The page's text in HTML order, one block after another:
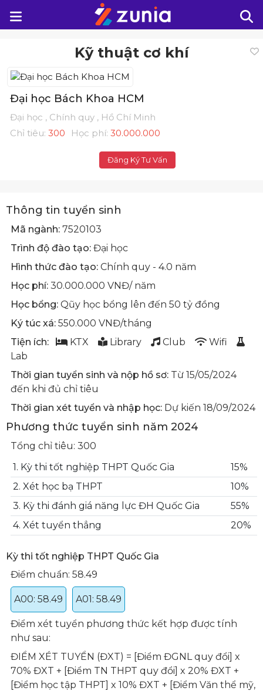
Kỹ thuật cơ khí
Đại học Bách Khoa HCM
Đại học , Chính quy , Hồ Chí Minh
Chỉ tiêu: 300 Học phí: 30.000.000
Đăng Ký Tư Vấn
Thông tin tuyển sinh
Mã ngành: 7520103
Trình độ đào tạo: Đại học
Hình thức đào tạo: Chính quy - 4.0 năm
Học phí: 30.000.000 VNĐ/ năm
Học bổng: Qũy học bổng lên đến 50 tỷ đồng
Ký túc xá: 550.000 VNĐ/tháng
Tiện ích:
KTX Library Club
Wifi
Lab
Thời gian tuyển sinh và nộp hồ sơ: Từ 15/05/2024
đến khi đủ chỉ tiêu
Thời gian xét tuyển và nhập học: Dự kiến 18/09/2024
Phương thức tuyển sinh năm 2024
Tổng chỉ tiêu: 300
1. Kỳ thi tốt nghiệp THPT Quốc Gia
15%
2. Xét học bạ THPT
10%
3. Kỳ thi đánh giá năng lực ĐH Quốc Gia
55%
4. Xét tuyển thẳng
20%
Kỳ thi tốt nghiệp THPT Quốc Gia
Điểm chuẩn: 58.49
A00: 58.49 A01: 58.49
Điểm xét tuyển phương thức kết hợp được tính
như sau:
ĐIỂM XÉT TUYỂN (ĐXT) = [Điểm ĐGNL quy đổi] x
70% ĐXT + [Điểm TN THPT quy đổi] x 20% ĐXT +
[Điểm học tập THPT] x 10% ĐXT + [Điểm Văn thể mỹ,